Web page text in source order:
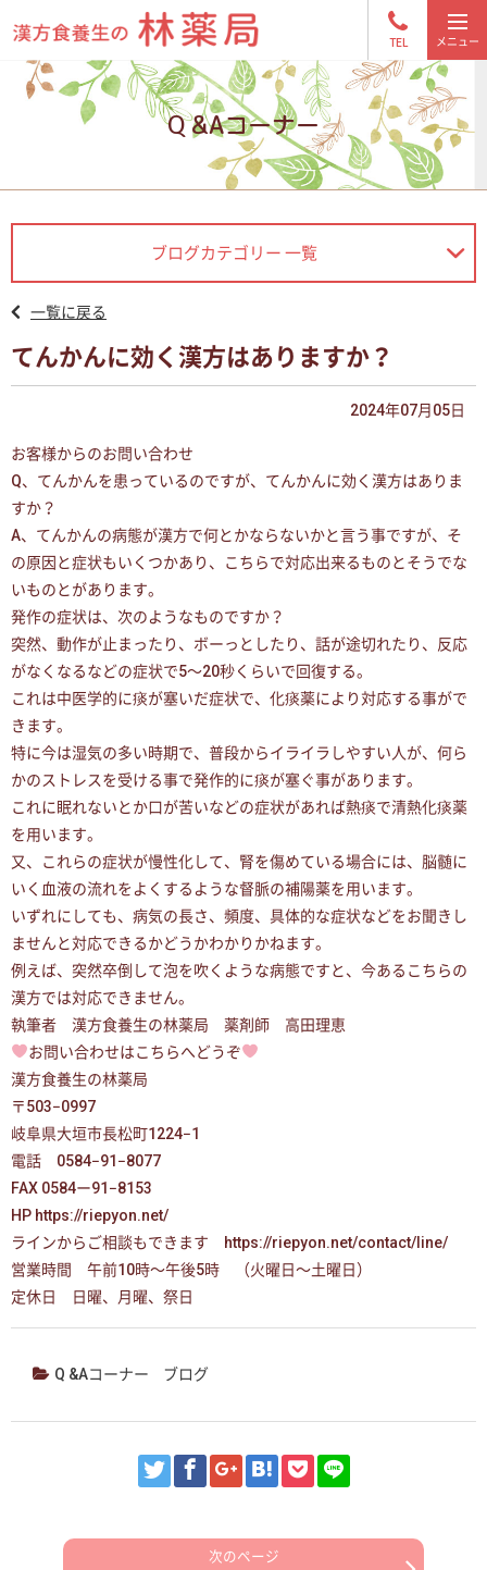
TEL
Q &Aコーナー
ブログカテゴリー 一覧
一覧に戻る
てんかんに効く漢方はありますか？
2024年07月05日
お客様からのお問い合わせ
Q、てんかんを患っているのですが、てんかんに効く漢方はありま
すか？
A、てんかんの病態が漢方で何とかならないかと言う事ですが、そ
の原因と症状もいくつかあり、こちらで対応出来るものとそうでな
いものとがあります。
発作の症状は、次のようなものですか？
突然、動作が止まったり、ボーっとしたり、話が途切れたり、反応
がなくなるなどの症状で5〜20秒くらいで回復する。
これは中医学的に痰が塞いだ症状で、化痰薬により対応する事がで
きます。
特に今は湿気の多い時期で、普段からイライラしやすい人が、何ら
かのストレスを受ける事で発作的に痰が塞ぐ事があります。
これに眠れないとか口が苦いなどの症状があれば熱痰で清熱化痰薬
を用います。
又、これらの症状が慢性化して、腎を傷めている場合には、脳髄に
いく血液の流れをよくするような督脈の補陽薬を用います。
いずれにしても、病気の長さ、頻度、具体的な症状などをお聞きし
ませんと対応できるかどうかわかりかねます。
例えば、突然卒倒して泡を吹くような病態ですと、今あるこちらの
漢方では対応できません。
執筆者 漢方食養生の林薬局 薬剤師 高田理恵
お問い合わせはこちらへどうぞ
漢方食養生の林薬局
〒503−0997
岐阜県大垣市長松町1224−1
電話 0584−91−8077
FAX 0584ー91−8153
HP https://riepyon.net/
ラインからご相談もできます https://riepyon.net/contact/line/
営業時間 午前10時〜午後5時 （火曜日〜土曜日）
定休日 日曜、月曜、祭日
Q &Aコーナー ブログ